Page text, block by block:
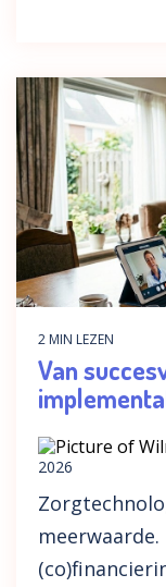
2 MIN LEZEN
Van
2026